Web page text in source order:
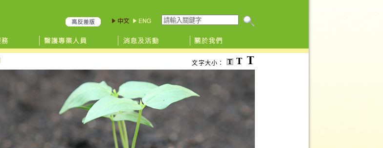
搜尋本網頁
文字大小：